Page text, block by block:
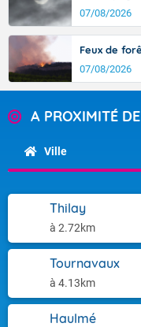
07/08/2026
Feux de
07/08/2026
A PROXIMITÉ
Ville
Thilay
à 2.72km
Tournavaux
à 4.13km
Haulmé